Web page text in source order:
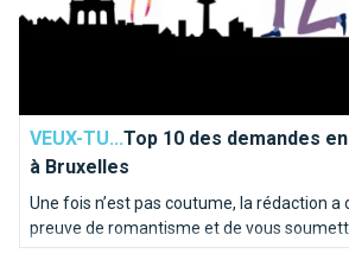
VEUX-TU...Top 10 des demandes
à Bruxelles
Une fois n’est pas coutume, la rédaction a
preuve de romantisme et de vous
inspirées pour une demande en mariage